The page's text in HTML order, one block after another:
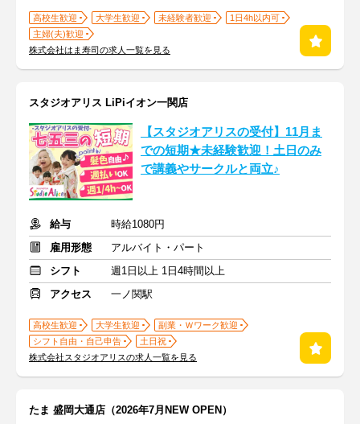
高校生歓迎 大学生歓迎 未経験者歓迎
1日4h以内可
主婦(夫)歓迎
株式会社はま寿司の求人一覧を見る
スタジオアリス LiPiイオン一関店
【スタジオアリスの受付】11月ま
での短期★未経験歓迎！土日のみ
で講義やサークルと両立♪
給与
時給1080円
雇用形態
アルバイト・パート
シフト
週1日以上 1日4時間以上
アクセス
一ノ関駅
高校生歓迎 大学生歓迎
副業・Ｗワーク歓迎
シフト自由・自己申告
土日祝
株式会社スタジオアリスの求人一覧を見る
たま 盛岡大通店（2026年7月NEW OPEN）